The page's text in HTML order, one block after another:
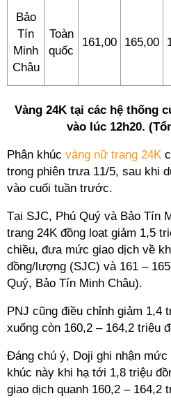
Bảo
Tín
Minh
Châu
Toàn
quốc
161,00 165,00
Vàng 24K tại các hệ thống
vào lúc 12h20.
Phân khúc vàng nữ trang 24K
trong phiên trưa 11/5, sau khi
vào cuối tuần trước.
Tại SJC, Phú Quý và Bảo Tín
trang 24K đồng loạt giảm 1,5
chiều, đưa mức giao dịch về
đồng/lượng (SJC) và 161 –
Quý, Bảo Tín Minh Châu).
PNJ cũng điều chỉnh giảm 1,4
xuống còn 160,2 – 164,2 triệu
Đáng chú ý, Doji ghi nhận mức
khúc này khi hạ tới 1,8 triệu
giao dịch quanh 160,2 – 164,2